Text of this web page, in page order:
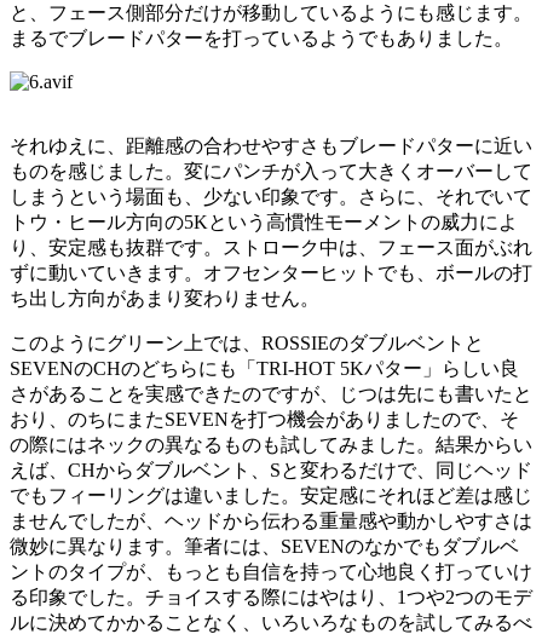
と、フェース側部分だけが移動しているようにも感じます。
まるでブレードパターを打っているようでもありました。
それゆえに、距離感の合わせやすさもブレードパターに近い
ものを感じました。変にパンチが入って大きくオーバーして
しまうという場面も、少ない印象です。さらに、それでいて
トウ・ヒール方向の5Kという高慣性モーメントの威力によ
り、安定感も抜群です。ストローク中は、フェース面がぶれ
ずに動いていきます。オフセンターヒットでも、ボールの打
ち出し方向があまり変わりません。
このようにグリーン上では、ROSSIEのダブルベントと
SEVENのCHのどちらにも「TRI-HOT 5Kパター」らしい良
さがあることを実感できたのですが、じつは先にも書いたと
おり、のちにまたSEVENを打つ機会がありましたので、そ
の際にはネックの異なるものも試してみました。結果からい
えば、CHからダブルベント、Sと変わるだけで、同じヘッド
でもフィーリングは違いました。安定感にそれほど差は感じ
ませんでしたが、ヘッドから伝わる重量感や動かしやすさは
微妙に異なります。筆者には、SEVENのなかでもダブルベ
ントのタイプが、もっとも自信を持って心地良く打っていけ
る印象でした。チョイスする際にはやはり、1つや2つのモデ
ルに決めてかかることなく、いろいろなものを試してみるべ